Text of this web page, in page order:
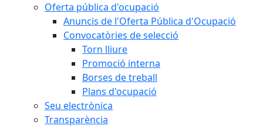
Oferta pública d'ocupació
Anuncis de l'Oferta Pública d'Ocupació
Convocatòries de selecció
Torn lliure
Promoció interna
Borses de treball
Plans d'ocupació
Seu electrònica
Transparència